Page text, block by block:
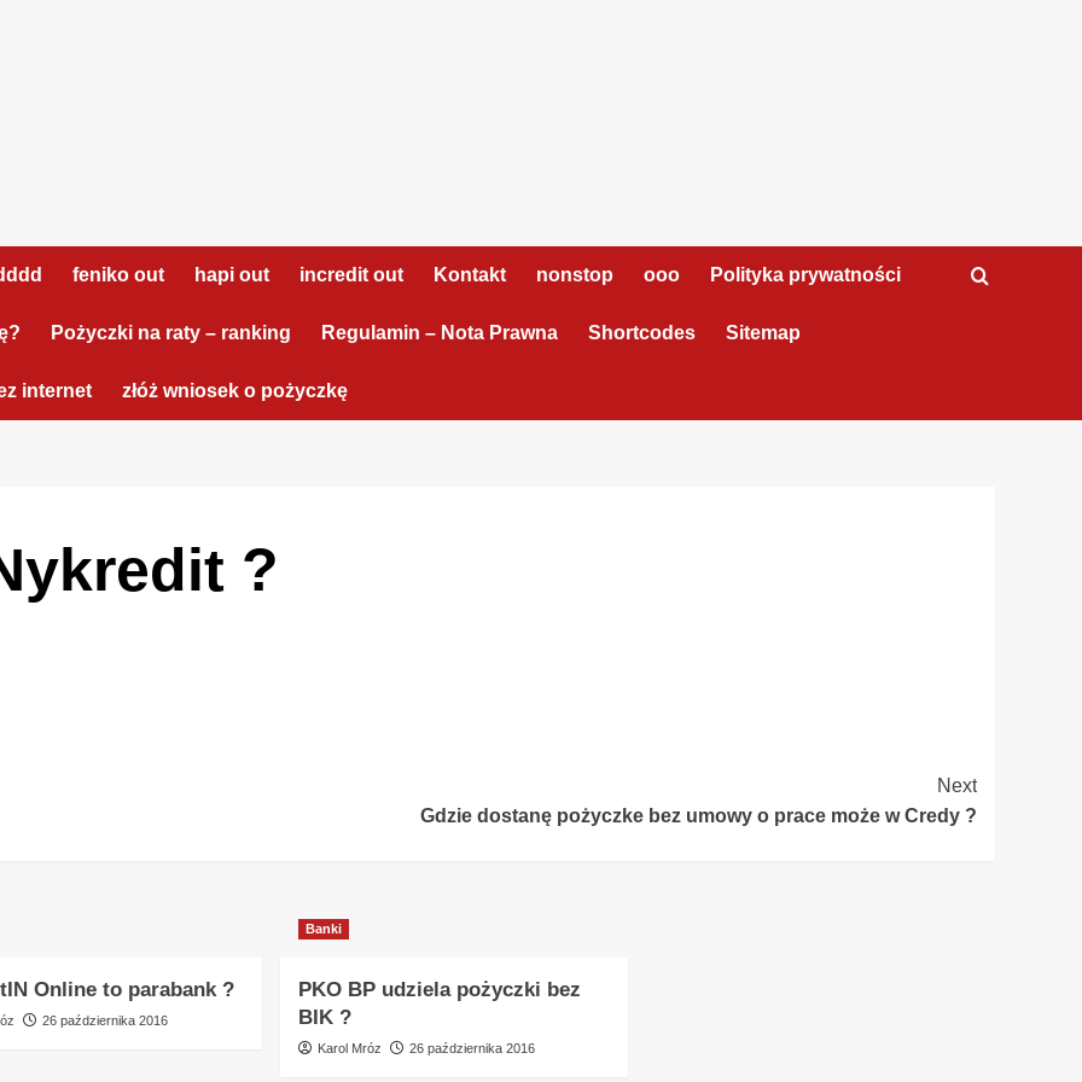
feniko out hapi out incredit out Kontakt nonstop ooo Polityka prywatności
Pożyczki na raty – ranking Regulamin – Nota Prawna Shortcodes Sitemap
internet złóż wniosek o pożyczkę
?
Next
Gdzie dostanę pożyczke bez umowy o prace może w Credy ?
Online to parabank ?
26 października 2016
Banki
PKO BP udziela pożyczki bez
BIK ?
Karol Mróz 26 października 2016